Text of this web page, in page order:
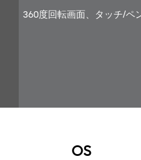
360度回転画面、タッチ/ペ
OS